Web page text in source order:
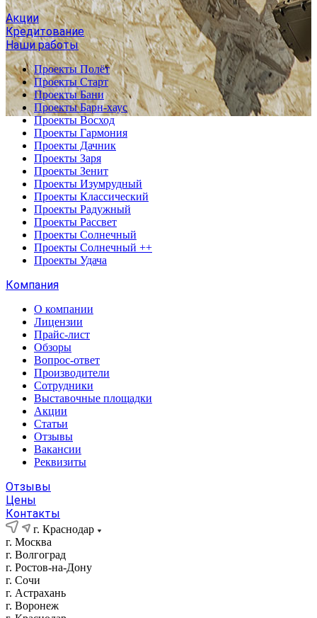
Акции
Кредитование
Наши работы
Проекты Полёт
Проекты Старт
Проекты Бани
Проекты Барн-хаус
Проекты Восход
Проекты Гармония
Проекты Дачник
Проекты Заря
Проекты Зенит
Проекты Изумрудный
Проекты Классический
Проекты Радужный
Проекты Рассвет
Проекты Солнечный
Проекты Солнечный ++
Проекты Удача
Компания
О компании
Лицензии
Прайс-лист
Обзоры
Вопрос-ответ
Производители
Сотрудники
Выставочные площадки
Акции
Статьи
Отзывы
Вакансии
Реквизиты
Отзывы
Цены
Контакты
г. Краснодар
г. Москва
г. Волгоград
г. Ростов-на-Дону
г. Сочи
г. Астрахань
г. Воронеж